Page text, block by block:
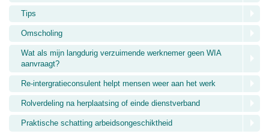
Tips
Omscholing
Wat als mijn langdurig verzuimende werknemer geen WIA
aanvraagt?
Re-intergratieconsulent helpt mensen weer aan het werk
Rolverdeling na herplaatsing of einde dienstverband
Praktische schatting arbeidsongeschiktheid